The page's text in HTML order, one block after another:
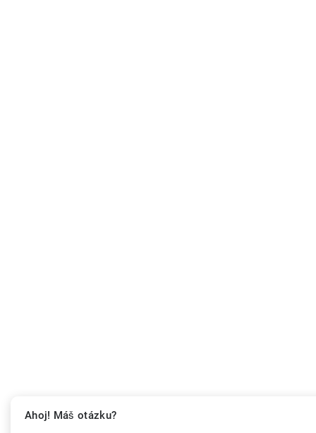
Ahoj! Máš otázku?